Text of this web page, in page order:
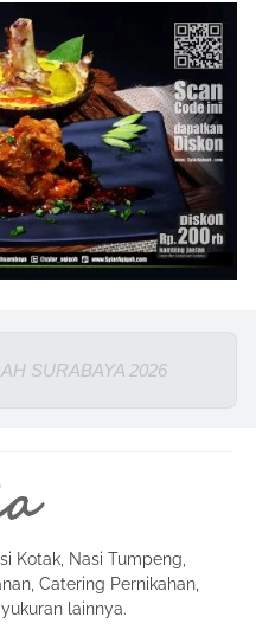
SURABAYA 2026
Kotak, Nasi Tumpeng,
Catering Pernikahan,
lainnya.